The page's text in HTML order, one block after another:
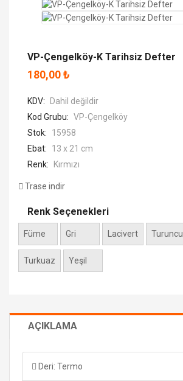
VP-Çengelköy-K Tarihsiz Defter
180,00 ₺
KDV:
Dahil değildir
Kod Grubu: VP-Çengelköy
Stok:
15958
Ebat:
13 x 21 cm
Renk:
Kırmızı
Trase indir
Renk Seçenekleri
Füme Gri Lacivert Turuncu
Turkuaz Yeşil
AÇIKLAMA
Deri: Termo